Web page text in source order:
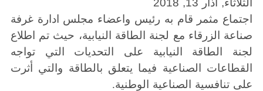
الثلاثاء, آذار 13, 2018
اجتماع مثمر قام به رئيس واعضاء مجلس ادارة غرفة
صناعة الزرقاء مع لجنة الطاقة النيابية، حيث تم اطلاع
لجنة الطاقة النيابية على التحديات التي تواجه
القطاعات الصناعية فيما يتعلق بالطاقة والتي أثرت
على تنافسية الصناعية الوطنية.